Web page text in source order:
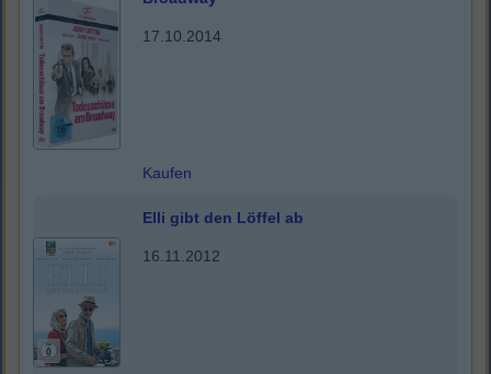
17.10.2014
Kaufen
Elli gibt den Löffel ab
16.11.2012